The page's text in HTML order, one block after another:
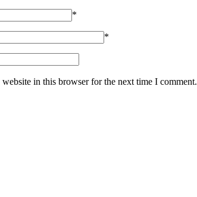
*
*
website in this browser for the next time I comment.